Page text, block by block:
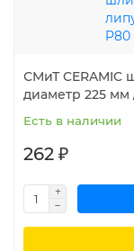
СМиТ CERAMIC
диаметр 225 мм
Есть в наличии
262 ₽